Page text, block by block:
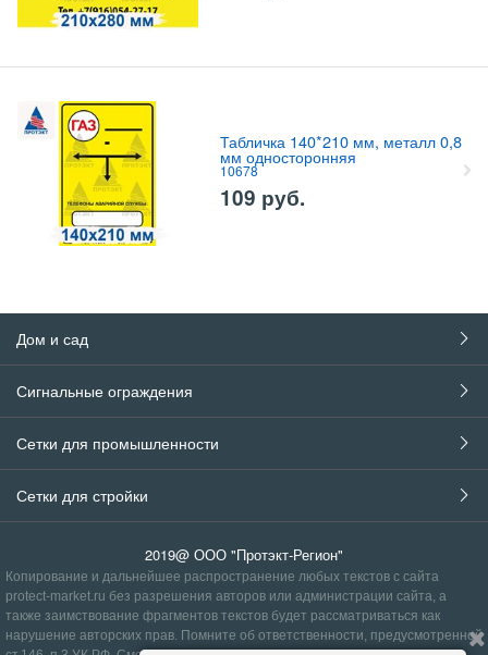
Табличка 140*210 мм, металл 0,8
мм односторонняя
10678
109 руб.
Дом и сад
Сигнальные ограждения
Сетки для промышленности
Сетки для стройки
2019@ ООО "Протэкт-Регион"
Копирование и дальнейшее распространение любых текстов с сайта
protect-market.ru без разрешения авторов или администрации сайта, а
также заимствование фрагментов текстов будет рассматриваться как
нарушение авторских прав. Помните об ответственности, предусмотренной